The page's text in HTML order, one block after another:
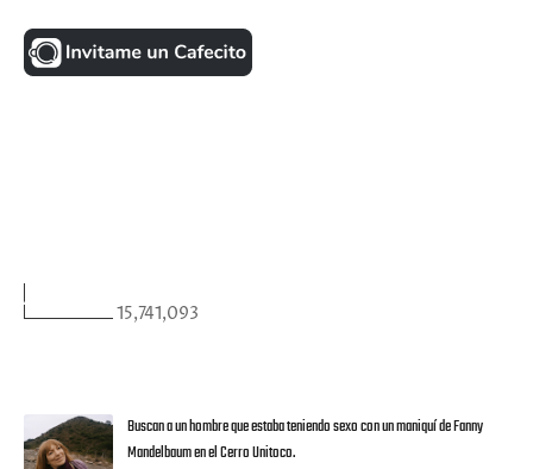
15,741,093
Buscan a un hombre que estaba teniendo sexo con un maniquí de Fanny
Mandelbaum en el Cerro Unitoco.